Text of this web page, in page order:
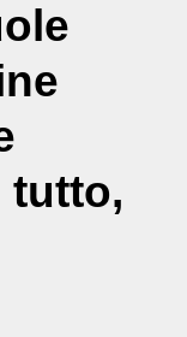
tutto,